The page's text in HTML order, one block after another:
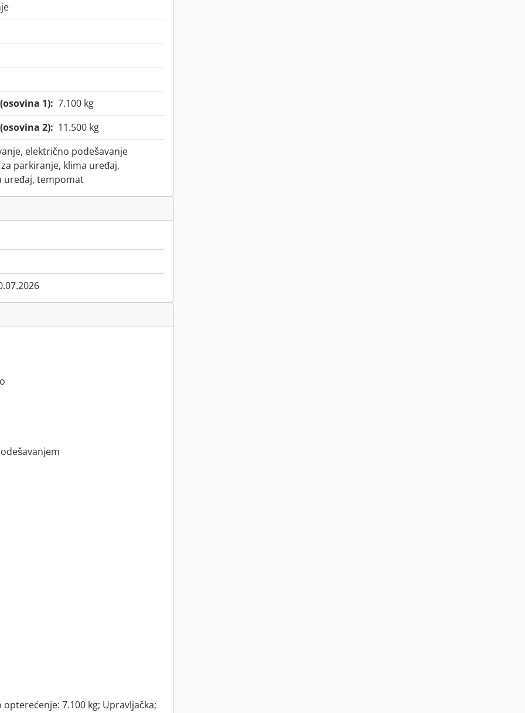
1): 7.100 kg
2): 11.500 kg
električno podešavanje
parkiranje, klima uređaj,
uređaj, tempomat
7.100 kg; Upravljačka;